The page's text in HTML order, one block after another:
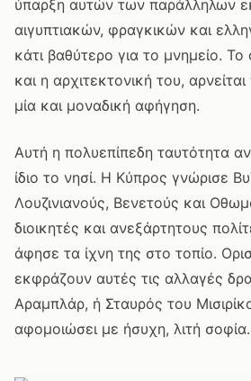
ύπαρξη αυτών των παράλληλων
αιγυπτιακών, φραγκικών και
κάτι βαθύτερο για το μνημείο.
και η αρχιτεκτονική του,
μία και μοναδική αφήγηση.
Αυτή η πολυεπίπεδη ταυτότητα
ίδιο το νησί. Η Κύπρος γνώρισε
Λουζινιανούς, Βενετούς και
διοικητές και ανεξάρτητους
άφησε τα ίχνη της στο τοπίο.
εκφράζουν αυτές τις αλλαγές
Αραμπλάρ, ή Σταυρός του
αφομοιώσει με ήσυχη, λιτή σοφία.